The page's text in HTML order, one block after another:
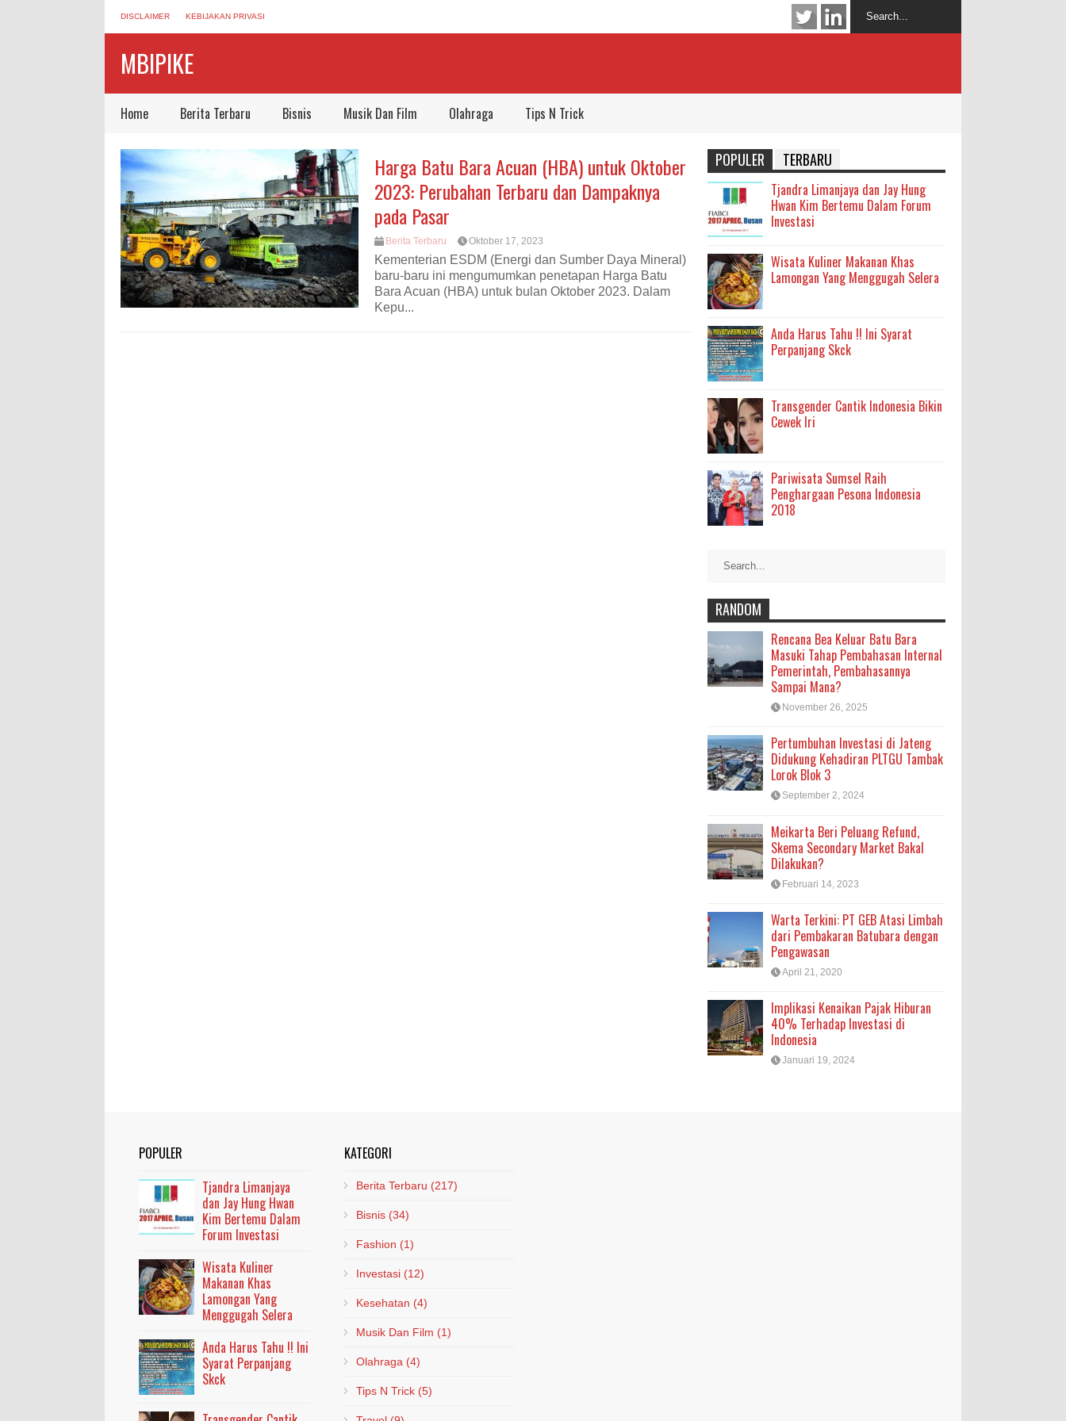
DISCLAIMER KEBIJAKAN PRIVASI
MBIPIKE
Home Berita Terbaru Bisnis Musik Dan Film Olahraga Tips N Trick
Harga Batu Bara Acuan (HBA) untuk Oktober
2023: Perubahan Terbaru dan Dampaknya
pada Pasar
Berita Terbaru Oktober 17, 2023
Kementerian ESDM (Energi dan Sumber Daya Mineral)
baru-baru ini mengumumkan penetapan Harga Batu
Bara Acuan (HBA) untuk bulan Oktober 2023. Dalam
Kepu...
POPULER TERBARU
Tjandra Limanjaya dan Jay Hung
Hwan Kim Bertemu Dalam Forum
Investasi
Wisata Kuliner Makanan Khas
Lamongan Yang Menggugah Selera
Anda Harus Tahu !! Ini Syarat
Perpanjang Skck
Transgender Cantik Indonesia Bikin
Cewek Iri
Pariwisata Sumsel Raih
Penghargaan Pesona Indonesia
2018
RANDOM
Rencana Bea Keluar Batu Bara
Masuki Tahap Pembahasan Internal
Pemerintah, Pembahasannya
Sampai Mana?
November 26, 2025
Pertumbuhan Investasi di Jateng
Didukung Kehadiran PLTGU Tambak
Lorok Blok 3
September 2, 2024
Meikarta Beri Peluang Refund,
Skema Secondary Market Bakal
Dilakukan?
Februari 14, 2023
Warta Terkini: PT GEB Atasi Limbah
dari Pembakaran Batubara dengan
Pengawasan
April 21, 2020
Implikasi Kenaikan Pajak Hiburan
40% Terhadap Investasi di
Indonesia
Januari 19, 2024
POPULER
Tjandra Limanjaya
dan Jay Hung Hwan
Kim Bertemu Dalam
Forum Investasi
Wisata Kuliner
Makanan Khas
Lamongan Yang
Menggugah Selera
Anda Harus Tahu !! Ini
Syarat Perpanjang
Skck
KATEGORI
Berita Terbaru (217)
Bisnis (34)
Fashion (1)
Investasi (12)
Kesehatan (4)
Musik Dan Film (1)
Olahraga (4)
Tips N Trick (5)